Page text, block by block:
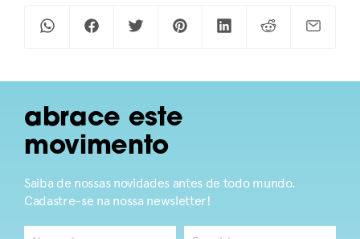
abrace este
movimento
Saiba de nossas novidades antes de todo mundo.
Cadastre-se na nossa newsletter!